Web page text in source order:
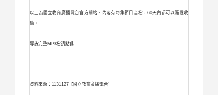
以上為國立教育廣播電台官方網站，內容有每集節目音檔，60天內都可以隨選收
聽。
專訪完整MP3檔請點此
資料來源：1131127【國立教育廣播電台】